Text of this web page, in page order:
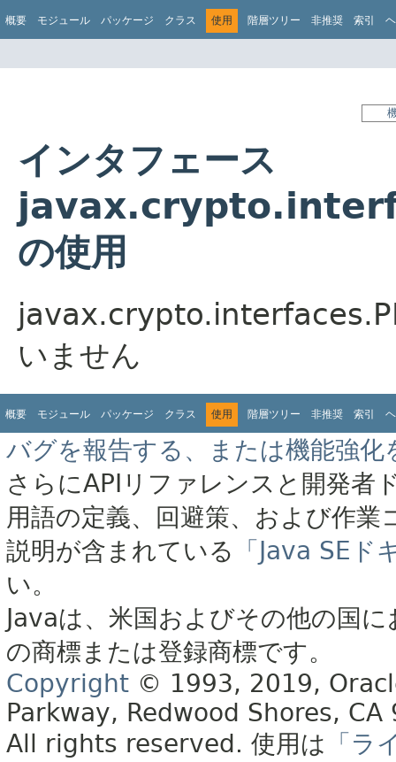
概要 モジュール パッケージ クラス 使用 階層ツリー 非推奨 索引
インタフェース
の使用
いません
概要 モジュール パッケージ クラス 使用 階層ツリー 非推奨 索引
バグを報告する、または機能強化
さらにAPIリファレンスと開発者
用語の定義、回避策、および作
説明が含まれている
「Java SE
い。
Javaは、米国およびその他の国
の商標または登録商標です。
Copyright © 1993, 2019,
Parkway, Redwood Shores, CA
All rights reserved. 使用は 「ラ